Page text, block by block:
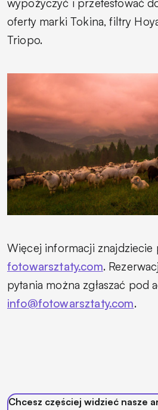
oferty marki Tokina, filtry
Triopo.
Więcej informacji znajdziecie
fotowarsztaty.com.
pytania można zgłaszać pod
info@fotowarsztaty.com.
Chcesz częściej widzieć nasze